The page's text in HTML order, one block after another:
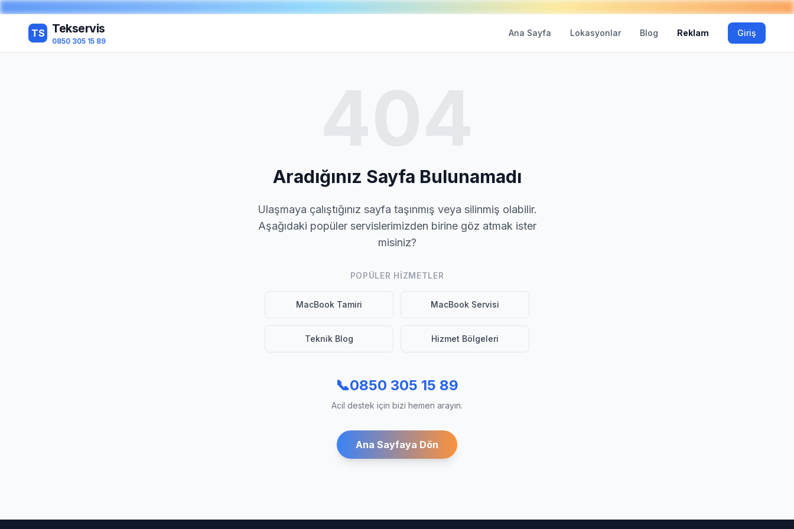
TS Tekservis
0850 305 15 89
Ana Sayfa Lokasyonlar Blog Reklam Giriş
Aradığınız Sayfa Bulunamadı
Ulaşmaya çalıştığınız sayfa taşınmış veya silinmiş olabilir.
Aşağıdaki popüler servislerimizden birine göz atmak ister
misiniz?
POPÜLER HIZMETLER
MacBook Tamiri MacBook Servisi
Teknik Blog Hizmet Bölgeleri
📞0850 305 15 89
Acil destek için bizi hemen arayın.
Ana Sayfaya Dön